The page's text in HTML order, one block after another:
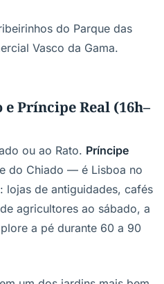
do Parque das
Vasco da Gama.
Príncipe Real (16h–
ou ao Rato. Príncipe
do Chiado — é Lisboa no
lojas de antiguidades, cafés
agricultores ao sábado, a
a pé durante 60 a 90